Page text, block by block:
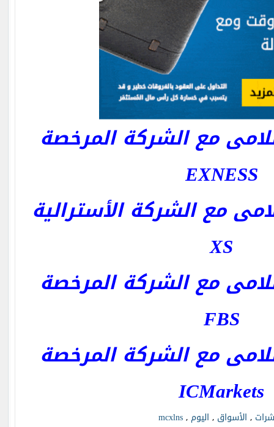
مع الشركة المرخصة
EXNESS
مع الشركة الأسترالية
XS
مع الشركة المرخصة
FBS
مع الشركة المرخصة
ICMarkets
, الأسواق , اليوم ,
mcxlns